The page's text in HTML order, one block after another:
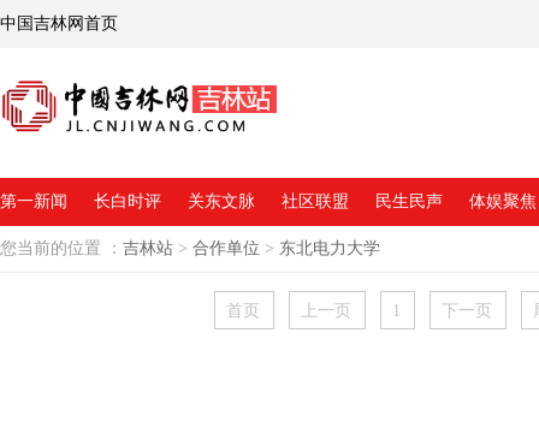
中国吉林网首页
第一新闻 长白时评 关东文脉 社区联盟 民生民声 体娱聚焦
您当前的位置 ： 吉林站 > 合作单位 > 东北电力大学
首页 上一页 1 下一页